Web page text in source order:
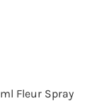
Fleur Spray